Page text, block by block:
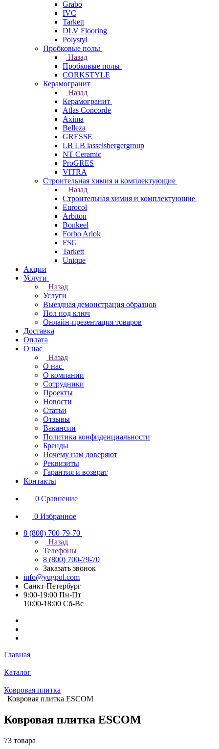
Grabo
IVC
Tarkett
DLV Flooring
Polystyl
Пробковые полы
Назад
Пробковые полы
CORKSTYLE
Керамогранит
Назад
Керамогранит
Atlas Concorde
Axima
Belleza
GRESSE
LB LB lasselsbergergroup
NT Ceramic
ProGRES
VITRA
Строительная химия и комплектующие
Назад
Строительная химия и комплектующие
Eurocol
Arbiton
Bonkeel
Forbo Arlok
FSG
Tarkett
Unique
Акции
Услуги
Назад
Услуги
Выездная демонстрация образцов
Пол под ключ
Онлайн-презентация товаров
Доставка
Оплата
О нас
Назад
О нас
О компании
Сотрудники
Проекты
Новости
Статьи
Отзывы
Вакансии
Политика конфиденциальности
Бренды
Почему нам доверяют
Реквизиты
Гарантия и возврат
Контакты
0 Сравнение
0 Избранное
8 (800) 700-79-70
Назад
Телефоны
8 (800) 700-79-70
Заказать звонок
info@yugpol.com
Санкт-Петербург
9:00-19:00 Пн-Пт
10:00-18:00 Cб-Вс
Главная
Каталог
Ковровая плитка
Ковровая плитка ESCOM
Ковровая плитка ESCOM
73 товара